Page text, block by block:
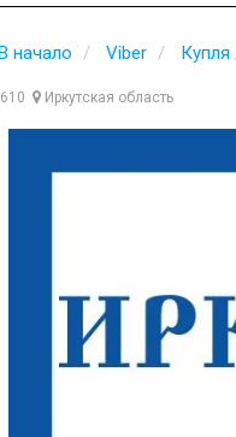
начало Viber
Иркутская область